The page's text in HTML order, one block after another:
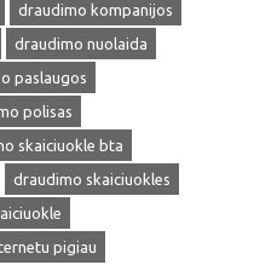
draudimo kompanijos
draudimo nuolaida
paslaugos
polisas
skaiciuokle bta
draudimo skaiciuokles
pigiau